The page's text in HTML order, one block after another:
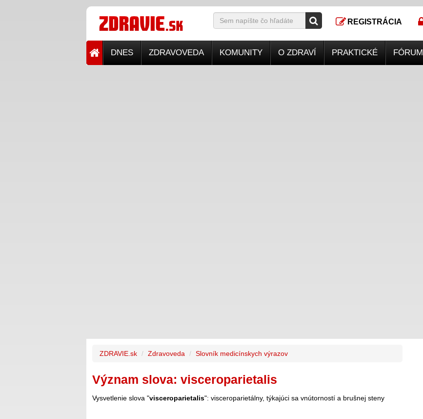
REGISTRÁCIA
DNES ZDRAVOVEDA KOMUNITY O ZDRAVÍ PRAKTICKÉ FÓRUM
ZDRAVIE.sk Zdravoveda Slovník medicínskych výrazov
Význam slova: visceroparietalis
Vysvetlenie slova "visceroparietalis": visceroparietálny, týkajúci sa vnútorností a brušnej steny